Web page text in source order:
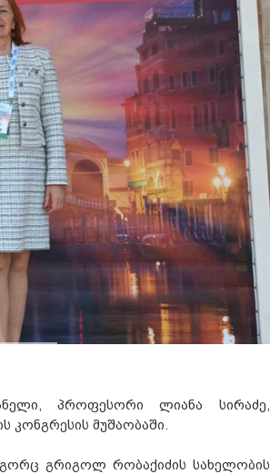
პროფესორი ლიანა სირაძე,
კონგრესის მუშაობაში.
გრიგოლ რობაქიძის სახელობის